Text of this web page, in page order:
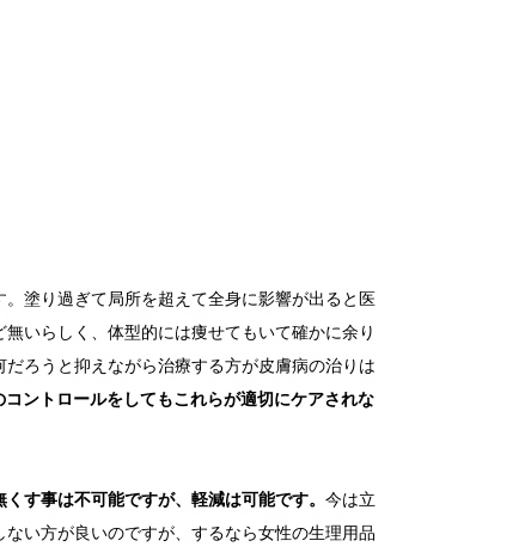
塗り過ぎて局所を超えて全身に影響が出ると医
いらしく、体型的には痩せてもいて確かに余り
ろうと抑えながら治療する方が皮膚病の治りは
ントロールをしてもこれらが適切にケアされな
す事は不可能ですが、軽減は可能です。 今は立
い方が良いのですが、するなら女性の生理用品